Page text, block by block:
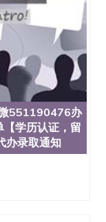
全美名列前
杰出的本科
美50强公立综
千的海外学
享有学术地
机构，并获
算机系与会
现优异。其毕
中心得到工作
四的学期提
州大学系统
何塞州立大学
圣何塞州立大
金山-圣何塞
万人，超过
551190476办
【学历认证，留
办录取通知